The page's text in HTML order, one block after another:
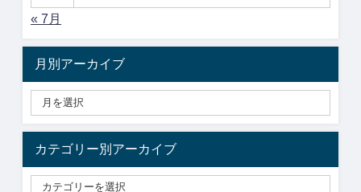
« 7月
月別アーカイブ
カテゴリー別アーカイブ